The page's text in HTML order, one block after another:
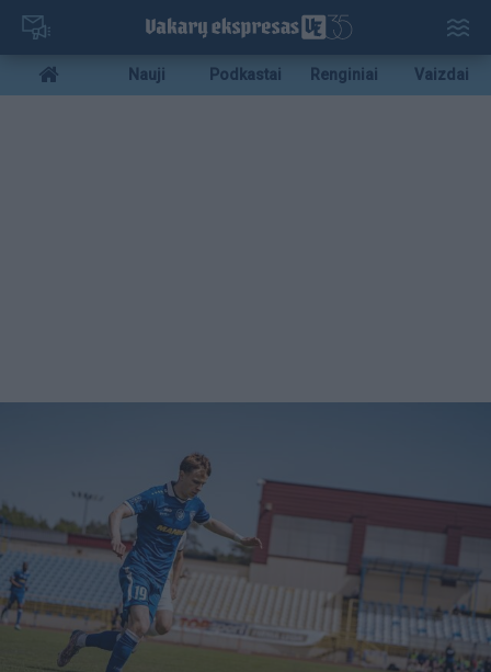
Pereiti
pagrindinį
turinį
Mobile
menu
Nauji Podkastai Renginiai Vaizdai